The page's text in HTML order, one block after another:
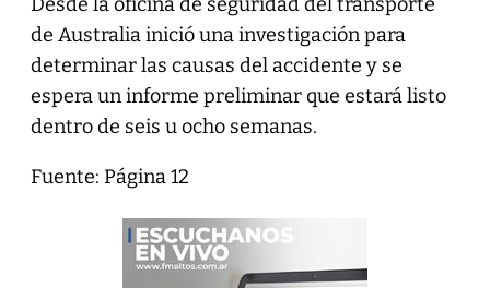
de Australia inició una investigación para
determinar las causas del accidente y se
espera un informe preliminar que estará listo
dentro de seis u ocho semanas.
Fuente: Página 12